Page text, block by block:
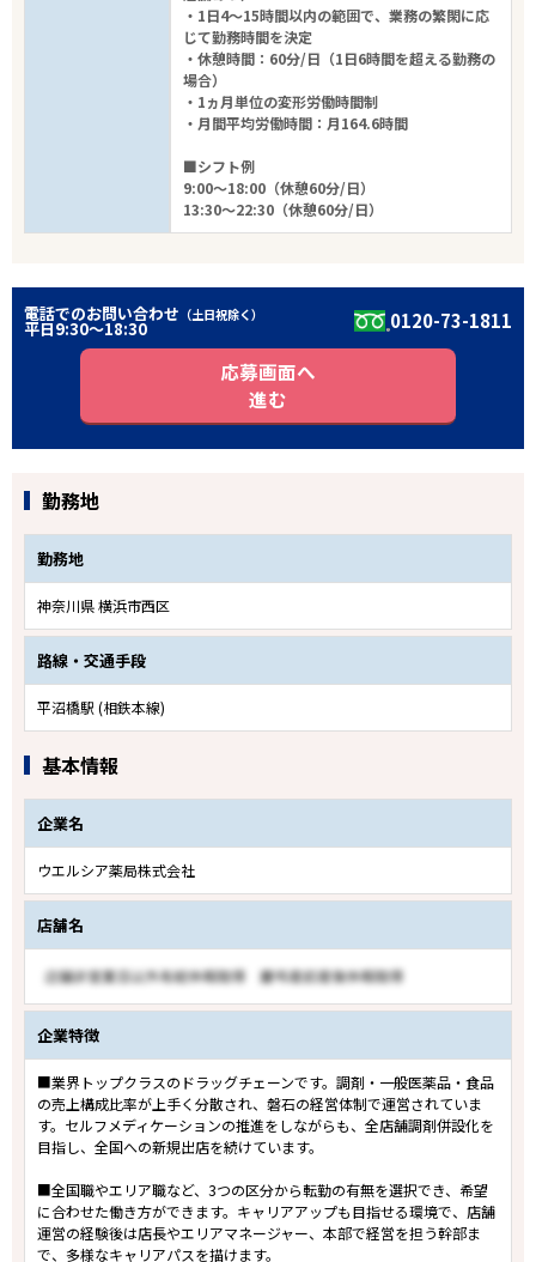
・1日4～15時間以内の範囲で、業務の繁閑に応
じて勤務時間を決定
・休憩時間：60分/日（1日6時間を超える勤務の
場合）
・1ヵ月単位の変形労働時間制
・月間平均労働時間：月164.6時間
■シフト例
9:00～18:00（休憩60分/日）
13:30～22:30（休憩60分/日）
電話でのお問い合わせ （土日祝除く）
平日9:30〜18:30 0120-73-1811
応募画面へ
進む
勤務地
勤務地
神奈川県 横浜市西区
路線・交通手段
平沼橋駅 (相鉄本線)
基本情報
企業名
ウエルシア薬局株式会社
店舗名
企業特徴
■業界トップクラスのドラッグチェーンです。調剤・一般医薬品・食品
の売上構成比率が上手く分散され、磐石の経営体制で運営されていま
す。セルフメディケーションの推進をしながらも、全店舗調剤併設化を
目指し、全国への新規出店を続けています。
■全国職やエリア職など、3つの区分から転勤の有無を選択でき、希望
に合わせた働き方ができます。キャリアアップも目指せる環境で、店舗
運営の経験後は店長やエリアマネージャー、本部で経営を担う幹部ま
で、多様なキャリアパスを描けます。